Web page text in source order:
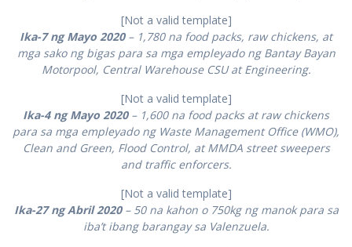
[Not a valid template]
Ika-7 ng Mayo 2020– 1,780 na food packs, raw chickens, at
mga sako ng bigas para sa mga empleyado ng Bantay Bayan
Motorpool, Central Warehouse CSU at Engineering.
[Not a valid template]
Ika-4 ng Mayo 2020– 1,600 na food packs at raw chickens
para sa mga empleyado ng Waste Management Office (WMO),
Clean and Green, Flood Control, at MMDA street sweepers
and traffic enforcers.
[Not a valid template]
Ika-27 ng Abril 2020– 50 na kahon o 750kg ng manok para sa
iba’t ibang barangay sa Valenzuela.